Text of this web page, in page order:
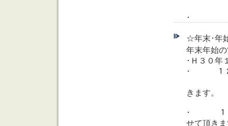
･
☆年末･年
年末年始
･Ｈ３０年
･ １２月
きます。
･ １２月
せて頂き